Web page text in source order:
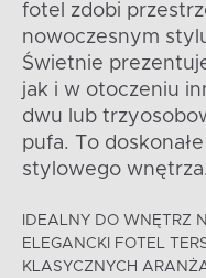
fotel zdobi
nowoczesnym
Świetnie
jak i w otoczeniu
dwu lub
pufa. To
stylowego
IDEALNY DO WNĘTRZ
ELEGANCKI FOTEL
KLASYCZNYCH